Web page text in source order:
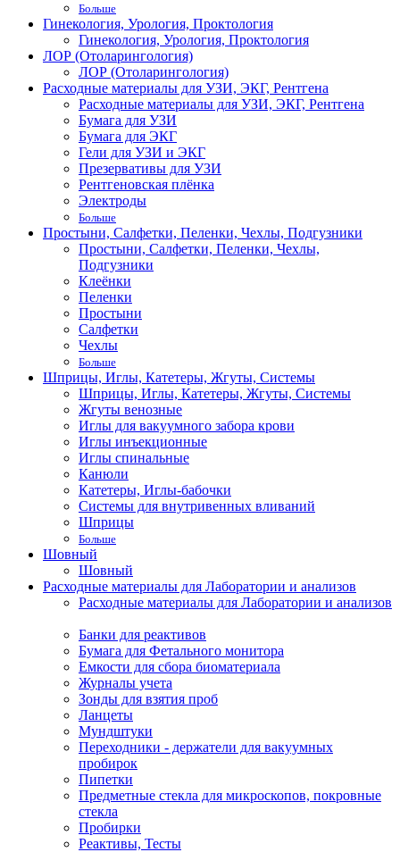
Больше
Гинекология, Урология, Проктология
Гинекология, Урология, Проктология
ЛОР (Отоларингология)
ЛОР (Отоларингология)
Расходные материалы для УЗИ, ЭКГ, Рентгена
Расходные материалы для УЗИ, ЭКГ, Рентгена
Бумага для УЗИ
Бумага для ЭКГ
Гели для УЗИ и ЭКГ
Презервативы для УЗИ
Рентгеновская плёнка
Электроды
Больше
Простыни, Салфетки, Пеленки, Чехлы, Подгузники
Простыни, Салфетки, Пеленки, Чехлы,
Подгузники
Клеёнки
Пеленки
Простыни
Салфетки
Чехлы
Больше
Шприцы, Иглы, Катетеры, Жгуты, Системы
Шприцы, Иглы, Катетеры, Жгуты, Системы
Жгуты венозные
Иглы для вакуумного забора крови
Иглы инъекционные
Иглы спинальные
Канюли
Катетеры, Иглы-бабочки
Системы для внутривенных вливаний
Шприцы
Больше
Шовный
Шовный
Расходные материалы для Лаборатории и анализов
Расходные материалы для Лаборатории и анализов
Банки для реактивов
Бумага для Фетального монитора
Емкости для сбора биоматериала
Журналы учета
Зонды для взятия проб
Ланцеты
Мундштуки
Переходники - держатели для вакуумных
пробирок
Пипетки
Предметные стекла для микроскопов, покровные
стекла
Пробирки
Реактивы, Тесты